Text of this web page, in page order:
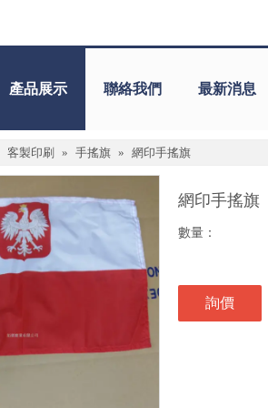
產品展示 聯絡我們 最新消息
客製印刷 » 手搖旗 » 網印手搖旗
網印手搖旗
數量：
詢價